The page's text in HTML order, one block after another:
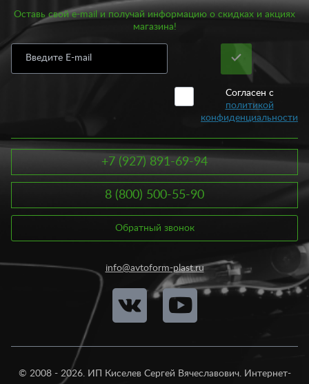
Оставь свой e-mail и получай информацию о скидках и акциях
магазина!
Согласен с
политикой
конфиденциальности
+7 (927) 891-69-94
8 (800) 500-55-90
Обратный звонок
info@avtoform-plast.ru
© 2008 - 2026. ИП Киселев Сергей Вячеславович. Интернет-